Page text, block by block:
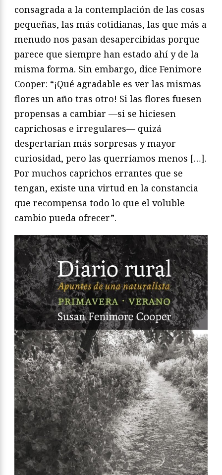
consagrada a la contemplación de las cosas
pequeñas, las más cotidianas, las que más a
menudo nos pasan desapercibidas porque
parece que siempre han estado ahí y de la
misma forma. Sin embargo, dice Fenimore
Cooper: “¡Qué agradable es ver las mismas
flores un año tras otro! Si las flores fuesen
propensas a cambiar —si se hiciesen
caprichosas e irregulares— quizá
despertarían más sorpresas y mayor
curiosidad, pero las querríamos menos […].
Por muchos caprichos errantes que se
tengan, existe una virtud en la constancia
que recompensa todo lo que el voluble
cambio pueda ofrecer”.